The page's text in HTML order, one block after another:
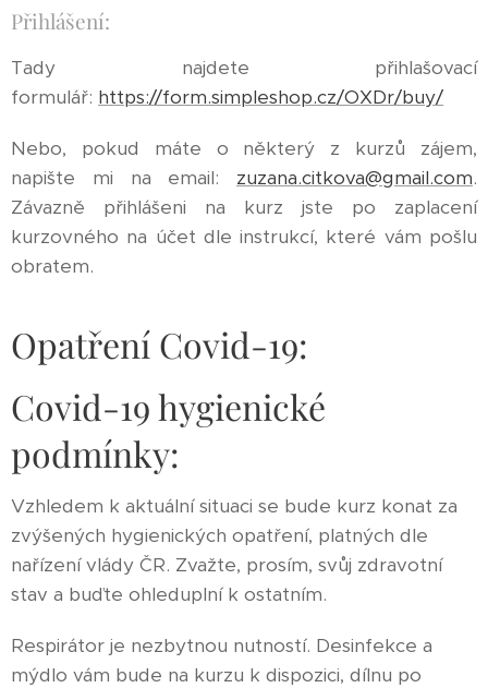
Přihlášení:
Tady najdete přihlašovací
formulář: https://form.simpleshop.cz/OXDr/buy/
Nebo, pokud máte o některý z kurzů zájem,
napište mi na email: zuzana.citkova@gmail.com.
Závazně přihlášeni na kurz jste po zaplacení
kurzovného na účet dle instrukcí, které vám pošlu
obratem.
Opatření Covid-19:
Covid-19 hygienické
podmínky:
Vzhledem k aktuální situaci se bude kurz konat za
zvýšených hygienických opatření, platných dle
nařízení vlády ČR. Zvažte, prosím, svůj zdravotní
stav a buďte ohleduplní k ostatním.
Respirátor je nezbytnou nutností. Desinfekce a
mýdlo vám bude na kurzu k dispozici, dílnu po